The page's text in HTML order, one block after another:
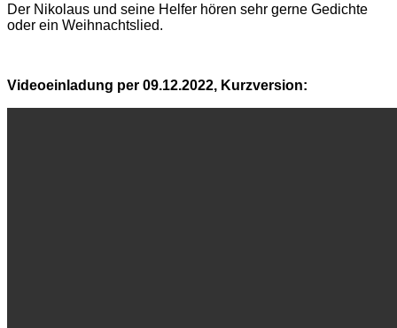
Der Nikolaus und seine Helfer hören sehr gerne Gedichte
oder ein Weihnachtslied.
Videoeinladung per 09.12.2022, Kurzversion: